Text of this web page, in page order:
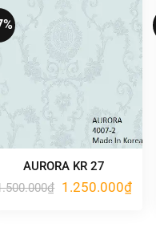
AURORA KR 27
₫ Giá
1.250.000₫Giá
hiện